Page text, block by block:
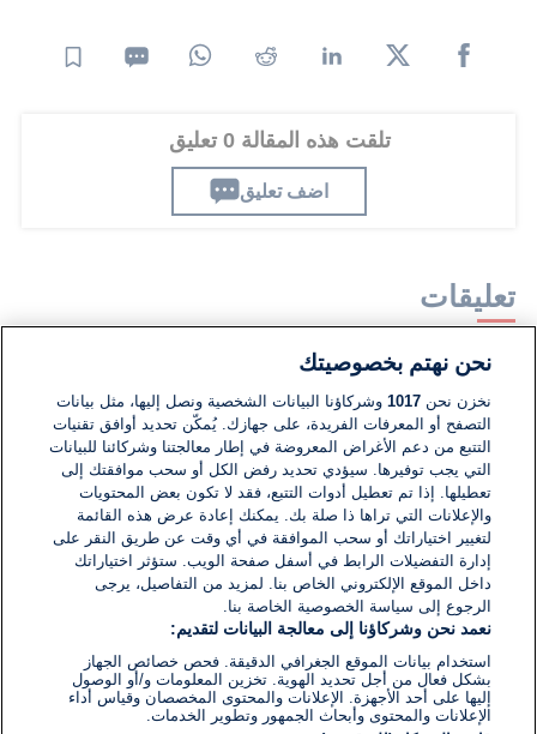
تلقت هذه المقالة 0 تعليق
اضف تعليق
تعليقات
لا توجد تعليقات مكتوبة حتى الآن. كن الأول!
اكتب تعليقًا جديدًا ...
نحن نهتم بخصوصيتك
نخزن نحن1017 وشركاؤنا البيانات الشخصية ونصل إليها، مثل بيانات
التصفح أو المعرفات الفريدة، على جهازك. يُمكّن تحديد أوافق تقنيات
التتبع من دعم الأغراض المعروضة في إطار معالجتنا وشركائنا للبيانات
التي يجب توفيرها. سيؤدي تحديد رفض الكل أو سحب موافقتك إلى
تعطيلها. إذا تم تعطيل أدوات التتبع، فقد لا تكون بعض المحتويات
والإعلانات التي تراها ذا صلة بك. يمكنك إعادة عرض هذه القائمة
لتغيير اختياراتك أو سحب الموافقة في أي وقت عن طريق النقر على
إدارة التفضيلات الرابط في أسفل صفحة الويب. ستؤثر اختياراتك
داخل الموقع الإلكتروني الخاص بنا. لمزيد من التفاصيل، يرجى
الرجوع إلى سياسة الخصوصية الخاصة بنا.
نعمد نحن وشركاؤنا إلى معالجة البيانات لتقديم:
استخدام بيانات الموقع الجغرافي الدقيقة. فحص خصائص الجهاز
بشكل فعال من أجل تحديد الهوية. تخزين المعلومات و/أو الوصول
إليها على أحد الأجهزة. الإعلانات والمحتوى المخصصان وقياس أداء
الإعلانات والمحتوى وأبحاث الجمهور وتطوير الخدمات.